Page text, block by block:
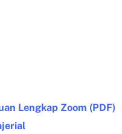
Lengkap Zoom (PDF)